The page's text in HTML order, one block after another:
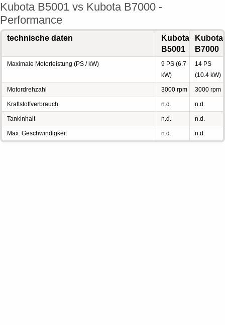
Kubota B5001 vs Kubota B7000 -
Performance
technische daten
Kubota
B5001
Kubota
B7000
Maximale Motorleistung (PS / kW)
9 PS (6.7
kW)
14 PS
(10.4 kW)
Motordrehzahl 3000 rpm 3000 rpm
Kraftstoffverbrauch n.d. n.d.
Tankinhalt n.d. n.d.
Max. Geschwindigkeit n.d. n.d.